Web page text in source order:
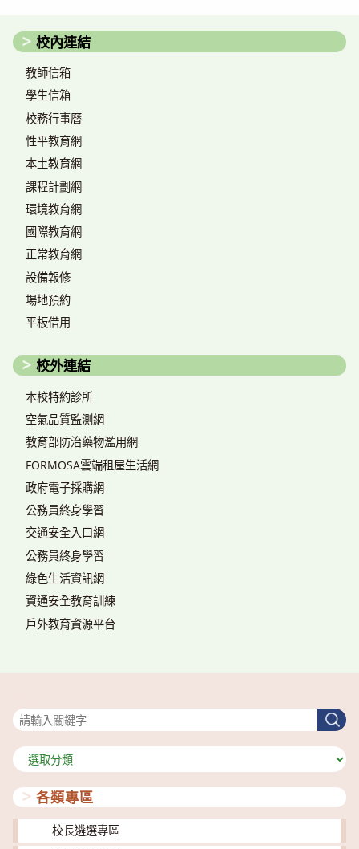
校內連結
教師信箱
學生信箱
校務行事曆
性平教育網
本土教育網
課程計劃網
環境教育網
國際教育網
正常教育網
設備報修
場地預約
平板借用
校外連結
本校特約診所
空氣品質監測網
教育部防治藥物濫用網
FORMOSA雲端租屋生活網
政府電子採購網
公務員終身學習
交通安全入口網
公務員終身學習
綠色生活資訊網
資通安全教育訓練
戶外教育資源平台
搜
尋
分
類
各類專區
校長遴選專區